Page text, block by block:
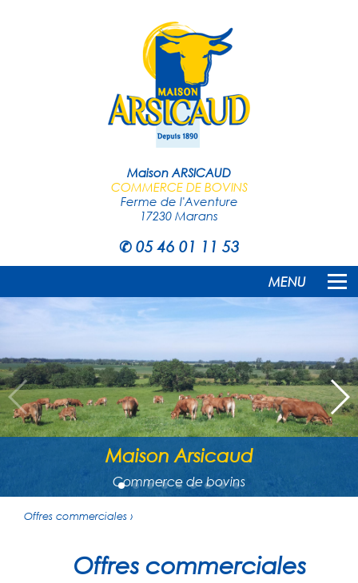
Maison ARSICAUD
COMMERCE DE BOVINS
Ferme de l'Aventure
17230 Marans
✆ 05 46 01 11 53
MENU
Maison Arsicaud
Commerce de bovins
Offres commerciales ›
Offres commerciales